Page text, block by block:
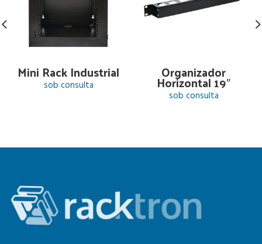
Mini Rack Industrial
sob consulta
Organizador
Horizontal 19″
sob consulta